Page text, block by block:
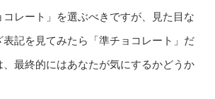
コレート」を選ぶべきですが、見た目な
表記を見てみたら「準チョコレート」だ
最終的にはあなたが気にするかどうか